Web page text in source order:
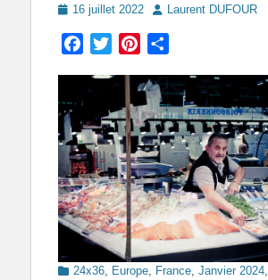
Posted
16 juillet 2022 AuthorLaurent DUFOUR
Facebook
TwitterPinterest
Categories
24x36, Europe, France, Janvier 2024,